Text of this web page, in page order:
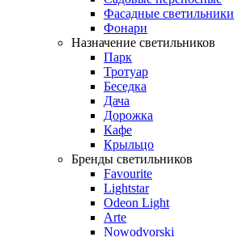
Фасадные светильники
Фонари
Назначение светильников
Парк
Тротуар
Беседка
Дача
Дорожка
Кафе
Крыльцо
Бренды светильников
Favourite
Lightstar
Odeon Light
Arte
Nowodvorski